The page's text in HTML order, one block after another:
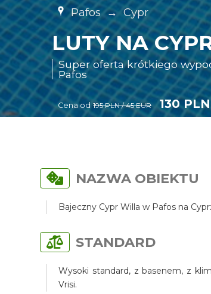
Pafos → Cypr
LUTY NA
Super oferta krótkiego
Pafos
Cena od 195 PLN / 45 EUR 130
NAZWA OBIEKTU
Bajeczny Cypr Willa w Pafos na
STANDARD
Wysoki standard, z basenem, z
Vrisi.